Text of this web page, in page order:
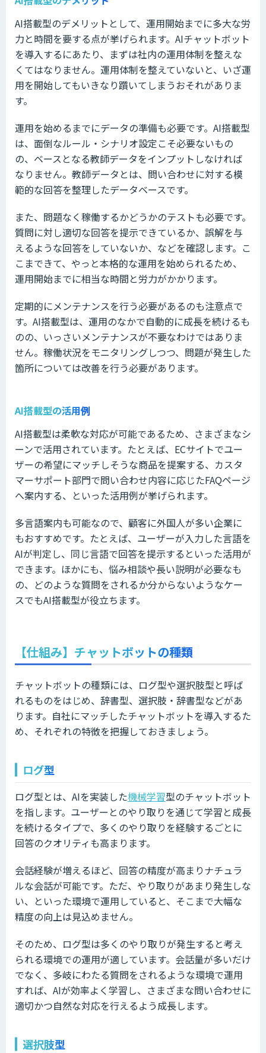
AI搭載型のデメリットとして、運用開始までに多大な労
力と時間を要する点が挙げられます。AIチャットボット
を導入するにあたり、まずは社内の運用体制を整えな
くてはなりません。運用体制を整えていないと、いざ運
用を開始してもいきなり躓いてしまうおそれがありま
す。
運用を始めるまでにデータの準備も必要です。AI搭載型
は、面倒なルール・シナリオ設定こそ必要ないもの
の、ベースとなる教師データをインプットしなければ
なりません。教師データとは、問い合わせに対する模
範的な回答を整理したデータベースです。
また、問題なく稼働するかどうかのテストも必要です。
質問に対し適切な回答を提示できているか、誤解を与
えるような回答をしていないか、などを確認します。こ
こまできて、やっと本格的な運用を始められるため、
運用開始までに相当な時間と労力がかかります。
定期的にメンテナンスを行う必要があるのも注意点で
す。AI搭載型は、運用のなかで自動的に成長を続けるも
のの、いっさいメンテナンスが不要なわけではありま
せん。稼働状況をモニタリングしつつ、問題が発生した
箇所については改善を行う必要があります。
AI搭載型の活用例
AI搭載型は柔軟な対応が可能であるため、さまざまなシ
ーンで活用されています。たとえば、ECサイトでユー
ザーの希望にマッチしそうな商品を提案する、カスタ
マーサポート部門で問い合わせ内容に応じたFAQページ
へ案内する、といった活用例が挙げられます。
多言語案内も可能なので、顧客に外国人が多い企業に
もおすすめです。たとえば、ユーザーが入力した言語を
AIが判定し、同じ言語で回答を提示するといった活用が
できます。ほかにも、悩み相談や長い説明が必要なも
の、どのような質問をされるか分からないようなケー
スでもAI搭載型が役立ちます。
【仕組み】チャットボットの種類
チャットボットの種類には、ログ型や選択肢型と呼ば
れるものをはじめ、辞書型、選択肢・辞書型などがあ
ります。自社にマッチしたチャットボットを導入するた
め、それぞれの特徴を把握しておきましょう。
ログ型
ログ型とは、AIを実装した機械学習型のチャットボット
を指します。ユーザーとのやり取りを通じて学習と成長
を続けるタイプで、多くのやり取りを経験するごとに
回答のクオリティも高まります。
会話経験が増えるほど、回答の精度が高まりナチュラ
ルな会話が可能です。ただ、やり取りがあまり発生しな
い、といった環境で運用していると、そこまで大幅な
精度の向上は見込めません。
そのため、ログ型は多くのやり取りが発生すると考え
られる環境での運用が適しています。会話量が多いだけ
でなく、多岐にわたる質問をされるような環境で運用
すれば、AIが効率よく学習し、さまざまな問い合わせに
適切かつ自然な対応を行えるよう成長します。
選択肢型